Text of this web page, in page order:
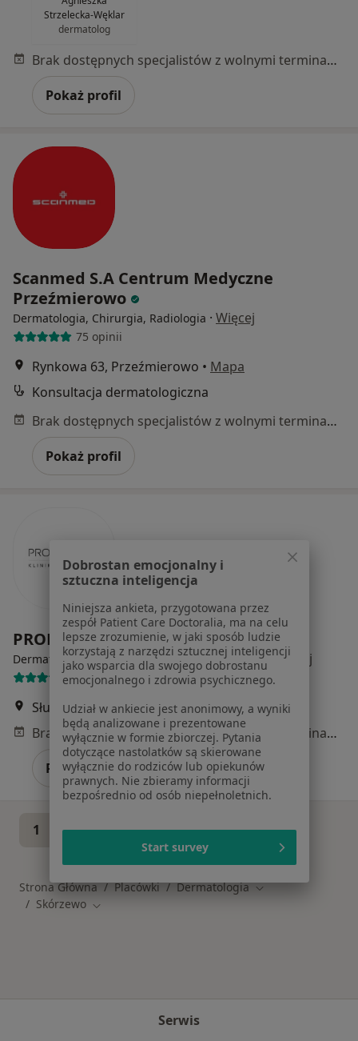
Strzelecka-Węklar
dermatolog
Brak dostępnych specjalistów z wolnymi terminami w tym centrum medycznym.
Pokaż profil
Scanmed S.A Centrum Medyczne
Przeźmierowo
Dermatologia, Chirurgia, Radiologia · Więcej
75 opinii
Rynkowa 63, Przeźmierowo • Mapa
Konsultacja dermatologiczna
Brak dostępnych specjalistów z wolnymi terminami w tym centrum medycznym.
Pokaż profil
PROESTETICA Klinika dr Prager
Dermatologia, Chirurgia, Medycyna estetyczna·Więcej
25 opinii
Słupska 31, Poznań • Mapa
Brak dostępnych specjalistów z wolnymi terminami w tym centrum medycznym.
Pokaż profil
1 2
Strona Główna Placówki Dermatologia Zmień miasto
Skórzewo Zmień miasto
Serwis
Dobrostan emocjonalny i
sztuczna inteligencja
Niniejsza ankieta, przygotowana przez
zespół Patient Care Doctoralia, ma na celu
lepsze zrozumienie, w jaki sposób ludzie
korzystają z narzędzi sztucznej inteligencji
jako wsparcia dla swojego dobrostanu
emocjonalnego i zdrowia psychicznego.
Udział w ankiecie jest anonimowy, a wyniki
będą analizowane i prezentowane
wyłącznie w formie zbiorczej. Pytania
dotyczące nastolatków są skierowane
wyłącznie do rodziców lub opiekunów
prawnych. Nie zbieramy informacji
bezpośrednio od osób niepełnoletnich.
Start survey